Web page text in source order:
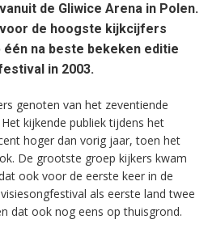
de Gliwice Arena in Polen.
de hoogste kijkcijfers
één na beste bekeken editie
in 2003.
genoten van het zeventiende
kijkende publiek tijdens het
hoger dan vorig jaar, toen het
De grootste groep kijkers kwam
ook voor de eerste keer in de
als eerste land twee
dat ook nog eens op thuisgrond.